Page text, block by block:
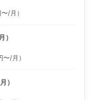
/月）
）
/月）
）